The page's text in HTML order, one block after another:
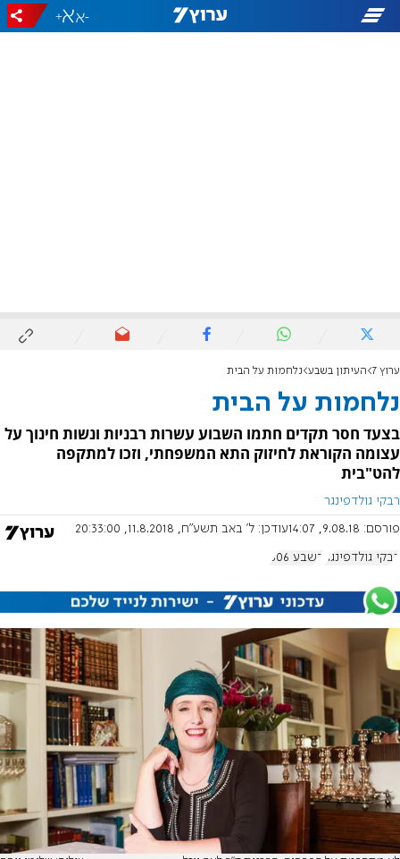
-
+
ערוץ 7 העיתון בשבע נלחמות על הבית
נלחמות על הבית
בצעד חסר תקדים חתמו השבוע עשרות רבניות ונשות חינוך על
עצומה הקוראת לחיזוק התא המשפחתי, וזכו למתקפה
להט"בית
רבקי גולדפינגר
פורסם: 9.08.18, 14:07 עודכן: ל' באב תשע"ח, 11.8.2018, 20:33:00
רבקי גולדפינגר בשבע 806